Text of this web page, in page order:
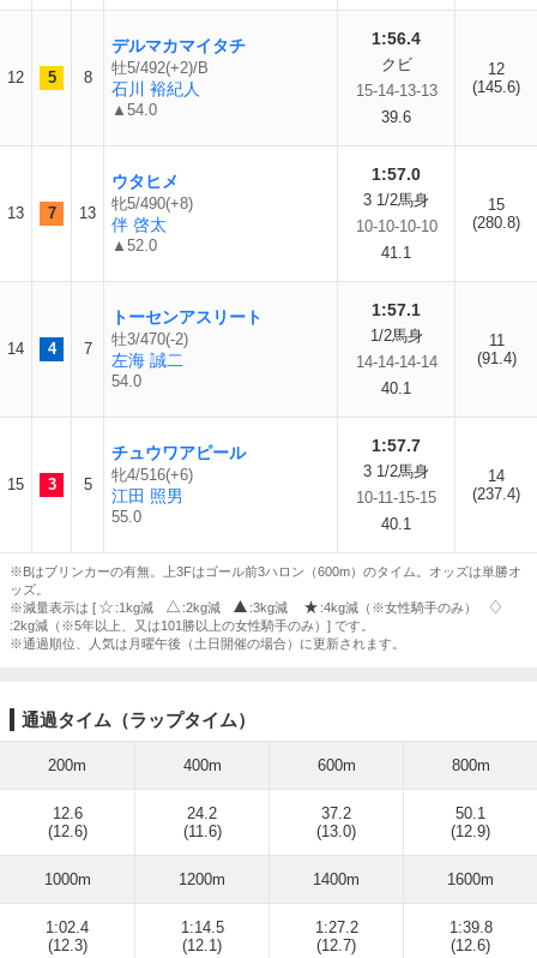
12 5 8
デルマカマイタチ
牡5/492(+2)/B
石川 裕紀人
▲54.0
1:56.4
クビ
15-14-13-13
39.6
12
(145.6)
13 7 13
ウタヒメ
牝5/490(+8)
伴 啓太
▲52.0
1:57.0
3 1/2馬身
10-10-10-10
41.1
15
(280.8)
14 4 7
トーセンアスリート
牡3/470(-2)
左海 誠二
54.0
1:57.1
1/2馬身
14-14-14-14
40.1
11
(91.4)
15 3 5
チュウワアピール
牝4/516(+6)
江田 照男
55.0
1:57.7
3 1/2馬身
10-11-15-15
40.1
14
(237.4)
※Bはブリンカーの有無。上3Fはゴール前3ハロン（600m）のタイム。オッズは単勝オ
ッズ。
※減量表示は [
:1kg減 :2kg減 :3kg減
:4kg減（※女性騎手のみ）
:2kg減（※5年以上、又は101勝以上の女性騎手のみ）] です。
※通過順位、人気は月曜午後（土日開催の場合）に更新されます。
通過タイム（ラップタイム）
200m 400m 600m 800m
12.6
(12.6)
24.2
(11.6)
37.2
(13.0)
50.1
(12.9)
1000m 1200m 1400m 1600m
1:02.4
(12.3)
1:14.5
(12.1)
1:27.2
(12.7)
1:39.8
(12.6)